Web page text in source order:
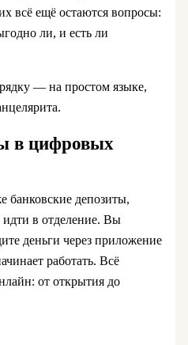
всё ещё остаются вопросы:
ли, и есть ли
— на простом языке,
в цифровых
банковские депозиты,
идти в отделение. Вы
деньги через приложение
работать. Всё
от открытия до